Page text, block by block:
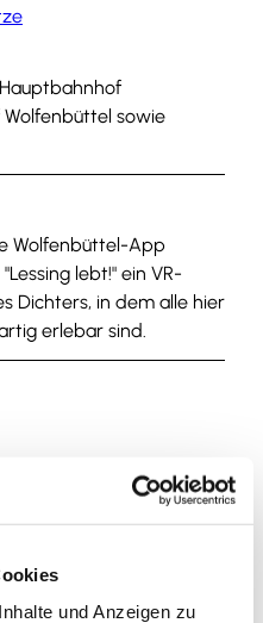
und Anzeigen zu
Wolfenbüttel sowie
Wolfenbüttel-App
lebt!" ein VR-
Dichters, in dem alle hier
erlebar sind.